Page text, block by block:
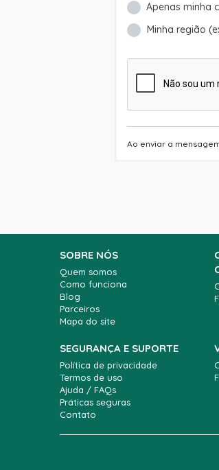
Apenas minha
Minha região
Ao enviar a
SOBRE NÓS
Quem somos
Como funciona
Blog
Parceiros
Mapa do site
SEGURANÇA E SUPORTE
Política de privacidade
Termos de uso
Ajuda / FAQs
Práticas seguras
Contato